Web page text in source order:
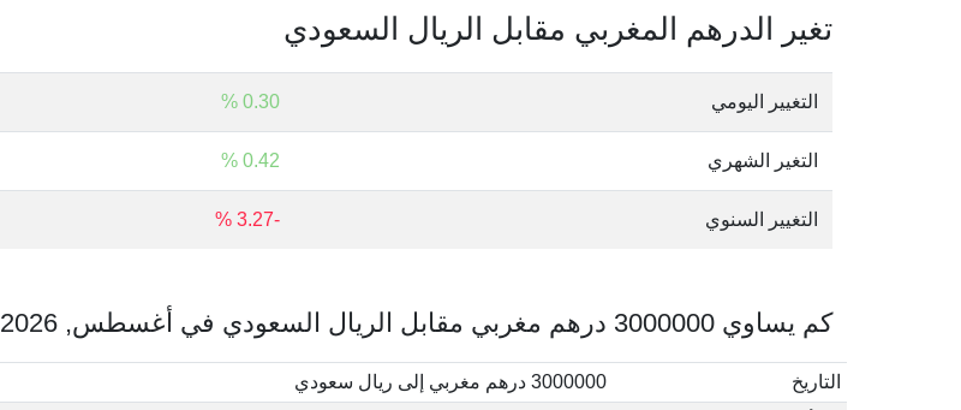
تغير الدرهم المغربي مقابل الريال السعودي
التغيير اليومي 0.30 %
التغير الشهري 0.42 %
التغيير السنوي -3.27 %
كم يساوي 3000000 درهم مغربي مقابل الريال السعودي في أغسطس, 2026
التاريخ
3000000 درهم مغربي إلى ريال سعودي